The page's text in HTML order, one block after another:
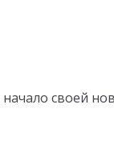
своей